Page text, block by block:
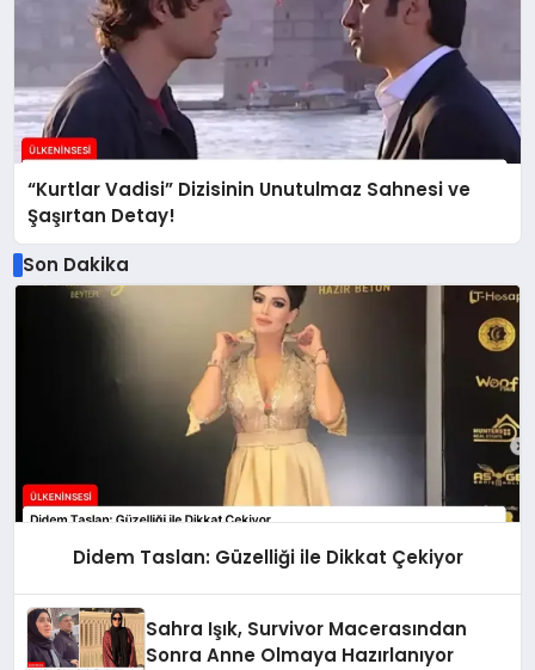
“Kurtlar Vadisi” Dizisinin Unutulmaz Sahnesi ve
Şaşırtan Detay!
Son Dakika
Didem Taslan: Güzelliği ile Dikkat Çekiyor
Sahra Işık, Survivor Macerasından
Sonra Anne Olmaya Hazırlanıyor